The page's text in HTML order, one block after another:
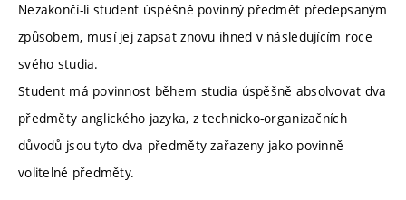
Nezakončí-li student úspěšně povinný předmět předepsaným
způsobem, musí jej zapsat znovu ihned v následujícím roce
svého studia.
Student má povinnost během studia úspěšně absolvovat dva
předměty anglického jazyka, z technicko-organizačních
důvodů jsou tyto dva předměty zařazeny jako povinně
volitelné předměty.